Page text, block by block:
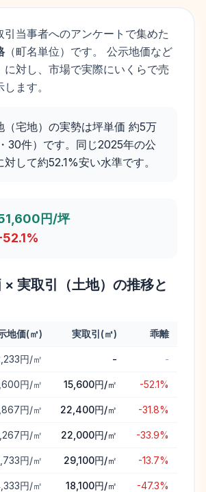
引当事者へのアンケートで集めた
（町名単位）です。 公示地価など
に対し、市場で実際にいくらで売
ます。
（宅地）の実勢は坪単価 約5万
30件）です。同じ2025年の公
して約52.1%安い水準です。
円/坪
%
× 実取引（土地）の推移と
地価(㎡) 実取引(㎡) 乖離
円/㎡ - -
円/㎡ 15,600円/㎡ -52.1%
円/㎡ 22,400円/㎡ -31.8%
円/㎡ 22,000円/㎡ -33.9%
円/㎡ 29,100円/㎡ -13.7%
円/㎡ 18,100円/㎡ -47.3%